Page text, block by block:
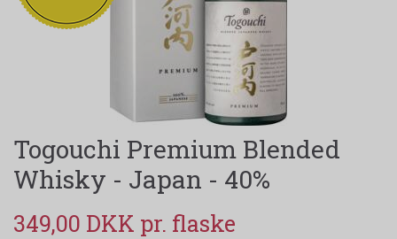
Togouchi Premium Blended
Whisky - Japan - 40%
349,00 DKK